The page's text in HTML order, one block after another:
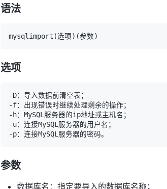
语法
mysqlimport (选项) (参数)
选项
参数
数据库名：指定要导入的数据库名称；